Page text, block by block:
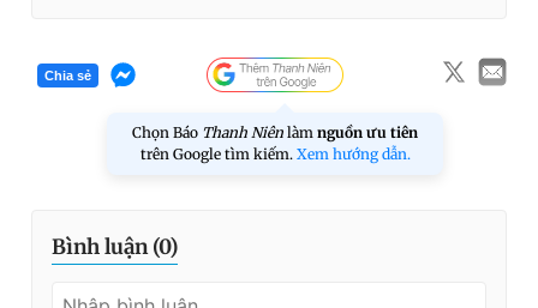
Chia sẻ
Chọn Báo Thanh Niên làm nguồn ưu tiên
trên Google tìm kiếm. Xem hướng dẫn.
Bình luận (0)